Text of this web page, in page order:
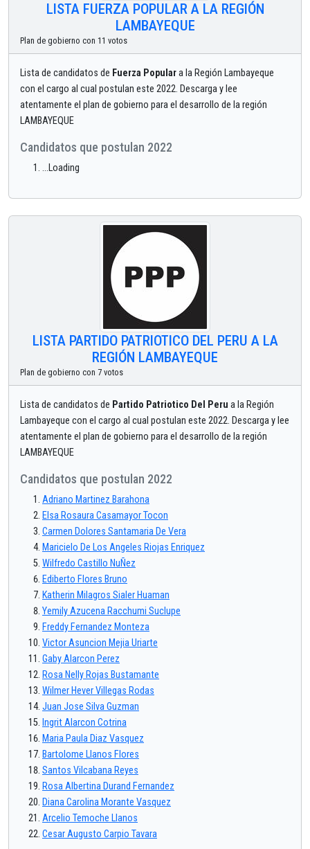
LISTA FUERZA POPULAR A LA REGIÓN
LAMBAYEQUE
Plan de gobierno con 11 votos
Lista de candidatos de Fuerza Populara la Región Lambayeque
con el cargo al cual postulan este 2022. Descarga y lee
atentamente el plan de gobierno para el desarrollo de la región
LAMBAYEQUE
Candidatos que postulan 2022
...Loading
LISTA PARTIDO PATRIOTICO DEL PERU A LA
REGIÓN LAMBAYEQUE
Plan de gobierno con 7 votos
Lista de candidatos de Partido Patriotico Del Peru a la Región
Lambayeque con el cargo al cual postulan este 2022. Descarga y lee
atentamente el plan de gobierno para el desarrollo de la región
LAMBAYEQUE
Candidatos que postulan 2022
Adriano Martinez Barahona
Elsa Rosaura Casamayor Tocon
Carmen Dolores Santamaria De Vera
Maricielo De Los Angeles Riojas Enriquez
Wilfredo Castillo NuÑez
Ediberto Flores Bruno
Katherin Milagros Sialer Huaman
Yemily Azucena Racchumi Suclupe
Freddy Fernandez Monteza
Victor Asuncion Mejia Uriarte
Gaby Alarcon Perez
Rosa Nelly Rojas Bustamante
Wilmer Hever Villegas Rodas
Juan Jose Silva Guzman
Ingrit Alarcon Cotrina
Maria Paula Diaz Vasquez
Bartolome Llanos Flores
Santos Vilcabana Reyes
Rosa Albertina Durand Fernandez
Diana Carolina Morante Vasquez
Arcelio Temoche Llanos
Cesar Augusto Carpio Tavara